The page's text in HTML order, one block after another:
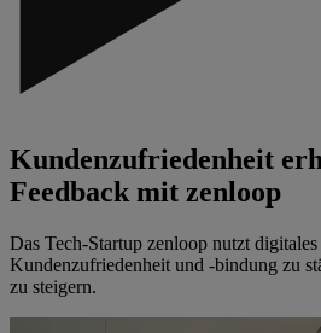
Kundenzufriedenheit
Feedback mit zenloop
Das Tech-Startup zenloop nutzt
Kundenzufriedenheit und -bindung zu
zu steigern.